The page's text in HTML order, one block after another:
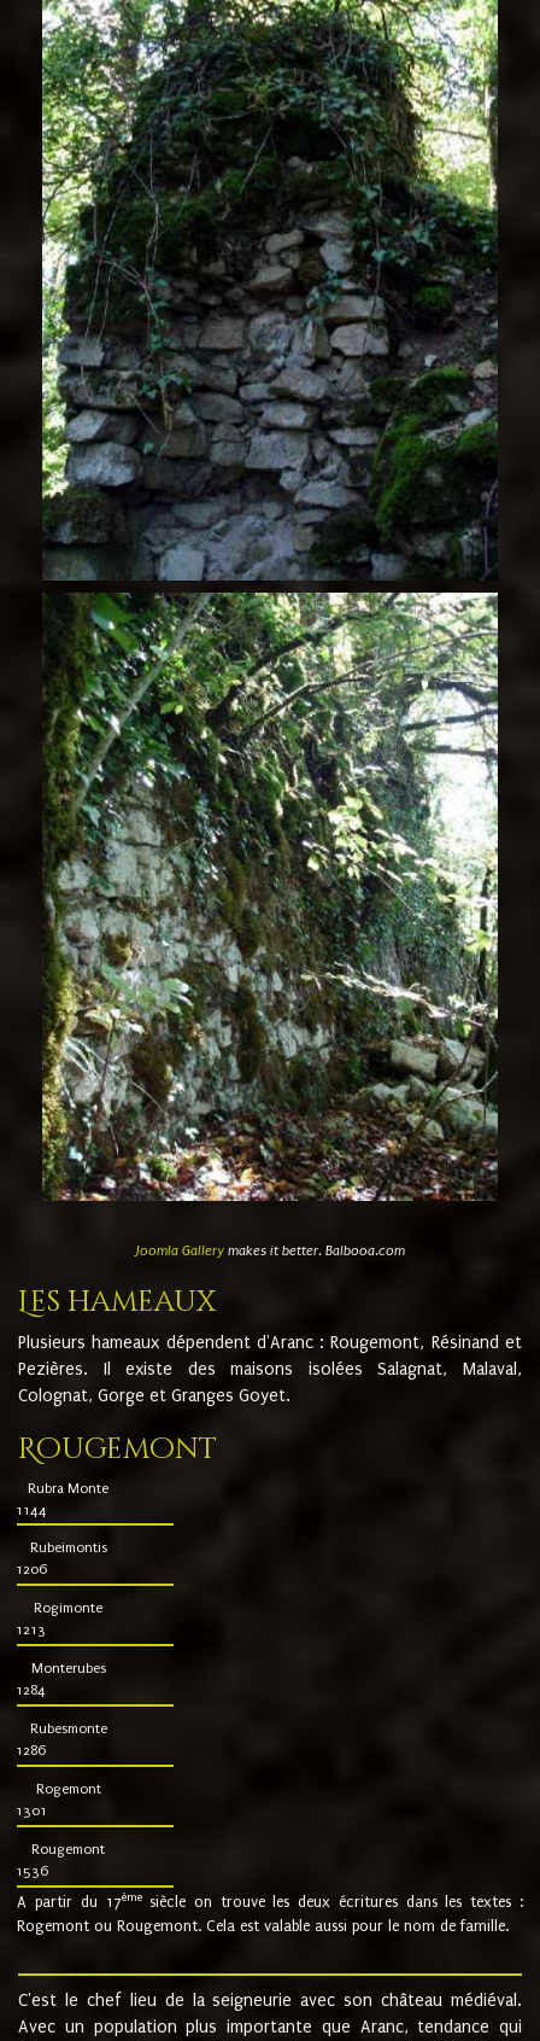
Joomla Gallerymakes it better. Balbooa.com
Les hameaux
Plusieurs hameaux dépendent d'Aranc : Rougemont, Résinand et
Pezières. Il existe des maisons isolées Salagnat, Malaval,
Colognat, Gorge et Granges Goyet.
Rougemont
Rubra Monte
1144
Rubeimontis
1206
Rogimonte
1213
Monterubes
1284
Rubesmonte
1286
Rogemont
1301
Rougemont
1536
A partir du 17ème siècle on trouve les deux écritures dans les textes :
Rogemont ou Rougemont. Cela est valable aussi pour le nom de famille.
C'est le chef lieu de la seigneurie avec son château médiéval.
Avec un population plus importante que Aranc, tendance qui